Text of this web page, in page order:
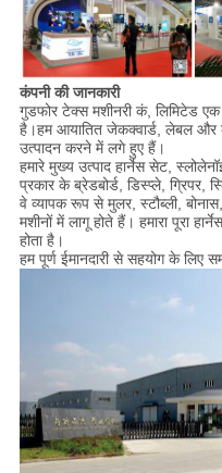
कंपनी की जानकारी
गुडफोर टेक्स मशीनरी कं, लिमिटेड एक
है।हम आयातित जेकक्वार्ड, लेबल और
उत्पादन करने में लगे हुए हैं।
हमारे मुख्य उत्पाद हार्नेस सेट,
प्रकार के ब्रेडबोर्ड, डिस्प्ले,
वे व्यापक रूप से मुलर, स्टौब्ली,
मशीनों में लागू होते हैं। हमारा पूरा
होता है।
हम पूर्ण ईमानदारी से सहयोग के लिए